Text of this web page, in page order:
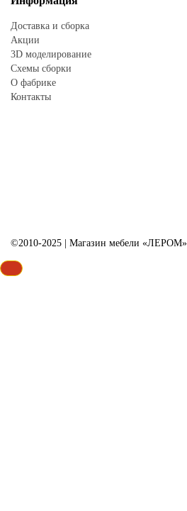
Доставка и сборка
Акции
3D моделирование
Схемы сборки
О фабрике
Контакты
©2010-2025 | Магазин мебели